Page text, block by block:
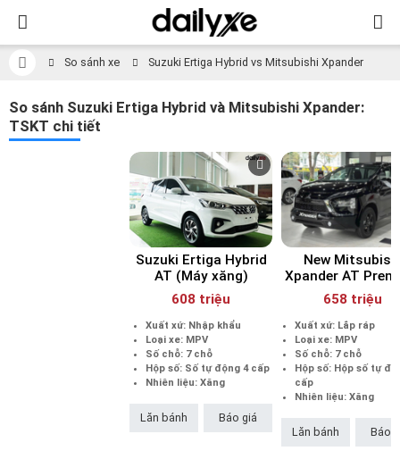
So sánh xe Suzuki Ertiga Hybrid vs Mitsubishi Xpander
So sánh Suzuki Ertiga Hybrid và Mitsubishi Xpander:
TSKT chi tiết
Suzuki Ertiga Hybrid
AT (Máy xăng)
608 triệu
Xuất xứ: Nhập khẩu
Loại xe: MPV
Số chỗ: 7 chỗ
Hộp số: Số tự động 4 cấp
Nhiên liệu: Xăng
Lăn bánh Báo giá
New
Xpander AT
(Máy xăng)
658 triệu
Xuất xứ: Lắp ráp
Loại xe: MPV
Số chỗ: 7 chỗ
Hộp số: Hộp số tự
cấp
Nhiên liệu: Xăng
Lăn bánh Báo